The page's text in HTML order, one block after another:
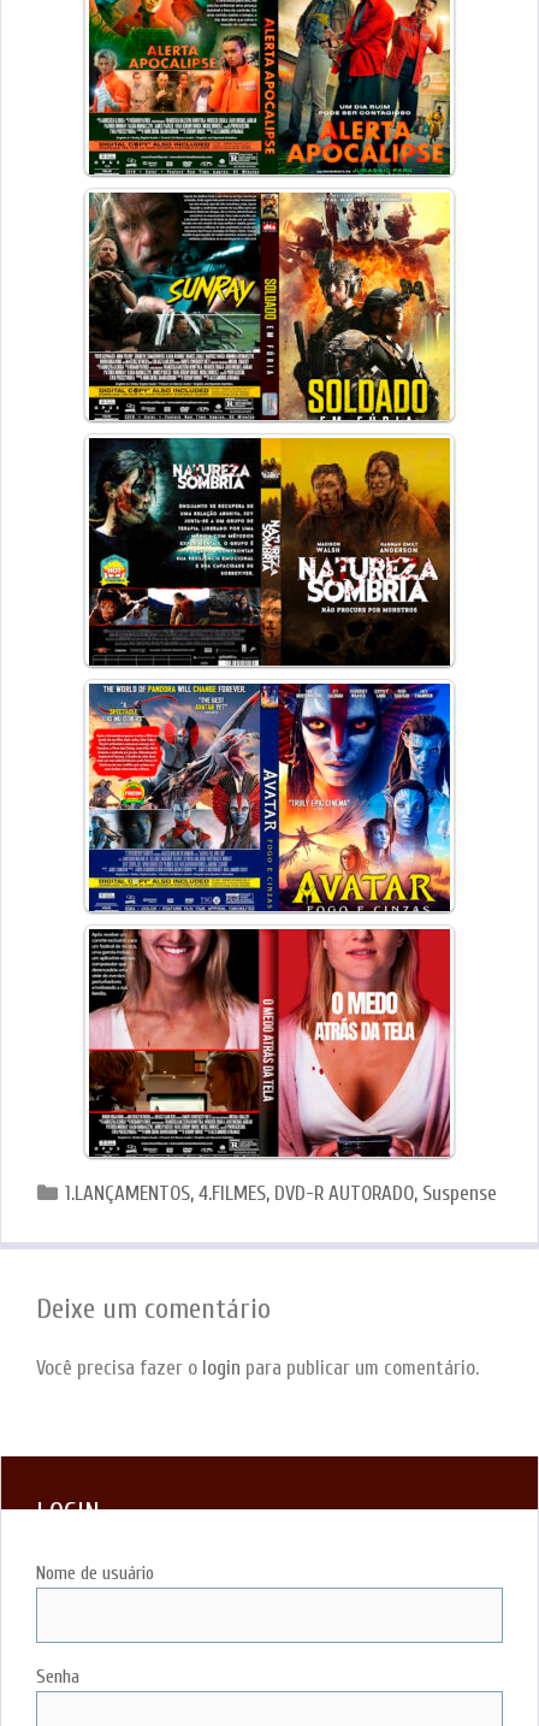
Categorias
1.LANÇAMENTOS,4.FILMES, DVD-R AUTORADO, Suspense
Deixe um comentário
Você precisa fazer o login para publicar um comentário.
LOGIN
Nome de usuário
Senha